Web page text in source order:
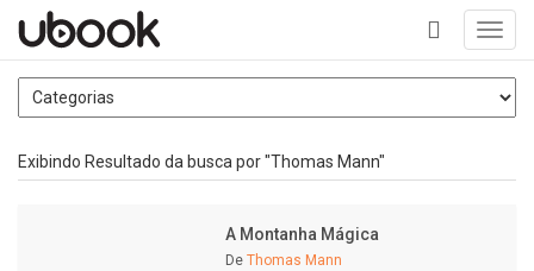
+
Exibindo Resultado da busca por "Thomas Mann"
A Montanha Mágica
De Thomas Mann